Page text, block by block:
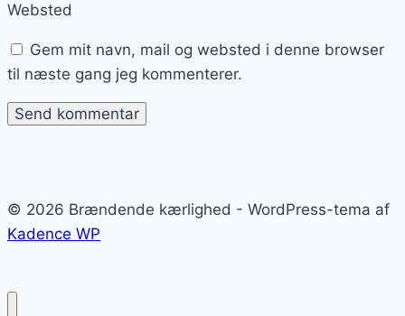
Websted
Gem mit navn, mail og websted i denne browser
til næste gang jeg kommenterer.
© 2026 Brændende kærlighed - WordPress-tema af
Kadence WP